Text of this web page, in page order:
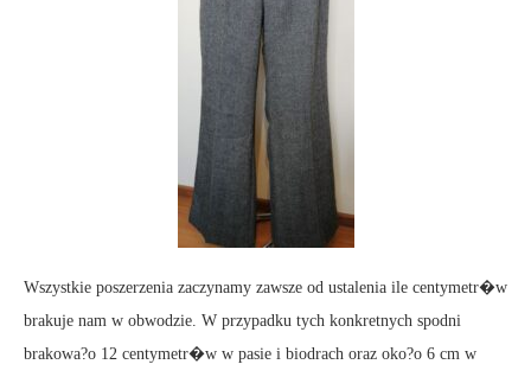
Wszystkie poszerzenia zaczynamy zawsze od ustalenia ile centymetr�w
brakuje nam w obwodzie. W przypadku tych konkretnych spodni
brakowa?o 12 centymetr�w w pasie i biodrach oraz oko?o 6 cm w